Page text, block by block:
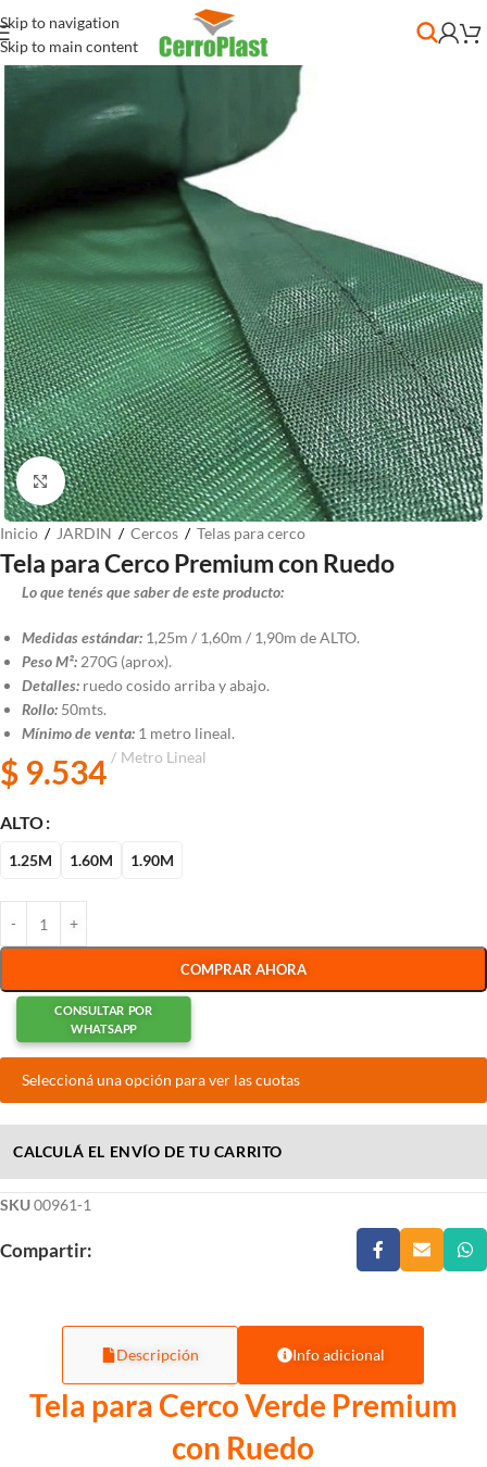
Skip to navigation
Skip to main content
Clic para ampliar
Inicio / JARDIN / Cercos / Telas para cerco
Tela para Cerco Premium con Ruedo
Lo que tenés que saber de este producto:
Medidas estándar: 1,25m / 1,60m / 1,90m de ALTO.
Peso M²: 270G (aprox).
Detalles: ruedo cosido arriba y abajo.
Rollo: 50mts.
Mínimo de venta: 1 metro lineal.
$ 9.534 Metro Lineal
ALTO
1.25M 1.60M 1.90M
COMPRAR AHORA
CONSULTAR POR
WHATSAPP
Seleccioná una opción para ver las cuotas
CALCULÁ EL ENVÍO DE TU CARRITO
SKU00961-1
Compartir:
Descripción Info adicional
Tela para Cerco Verde Premium
con Ruedo